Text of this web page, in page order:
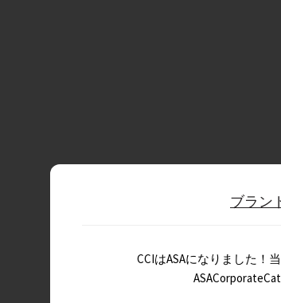
ブラン
CCIはASAになりました！